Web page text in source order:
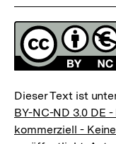
Lizenz
Dieser Text ist
BY-NC-ND 3.0 DE
kommerziell -